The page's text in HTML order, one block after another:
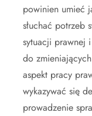
powinien umieć
słuchać potrzeb
sytuacji prawnej
do
aspekt pracy
wykazywać się
prowadzenie